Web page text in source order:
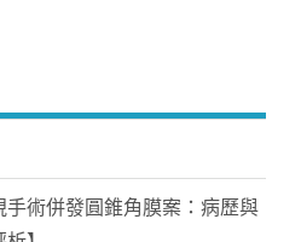
手術併發圓錐角膜案：病歷與